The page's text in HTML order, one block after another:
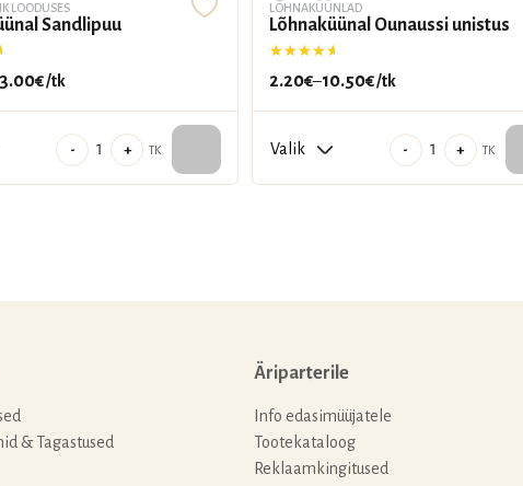
LOODUSES
Sandlipuu
€/tk
-
Lõhnaküünal
Sandlipuu
+ TK
LÕHNAKÜÜNLAD
Lõhnaküünal Õunaussi unistus
Hinnanguga
2.20€–10.50€
Hinnavahemik:
kuni
/tk
-
Lõhnaküünal
Õunaussi
+ TK
& Tagastused
Äriparterile
Info edasimüüjatele
Tootekataloog
Reklaamkingitused